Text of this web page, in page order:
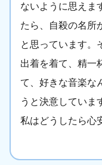
ないように思えま
たら、自殺の名所
と思っています。
出着を着て、精一
て、好きな音楽な
うと決意していま
私はどうしたら心